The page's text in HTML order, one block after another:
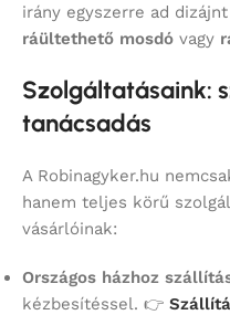
irány egyszerre ad
ráültethető mosdó vagy
Szolgáltatásaink:
tanácsadás
A Robinagyker.hu
hanem teljes körű
vásárlóinak:
Országos házhoz
kézbesítéssel. 👉